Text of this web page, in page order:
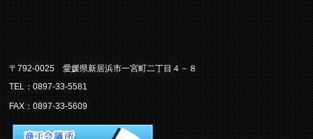
〒792-0025 愛媛県新居浜市一宮町二丁目４－８
TEL：0897-33-5581
FAX：0897-33-5609